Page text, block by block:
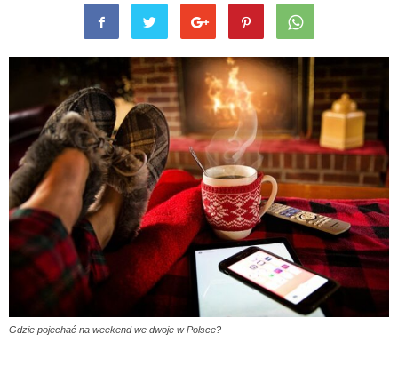
Gdzie pojechać na weekend we dwoje w Polsce?